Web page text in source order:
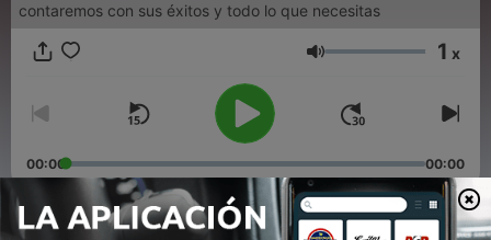
contaremos con sus éxitos y todo lo que necesitas
Volumen 1 x
00:00 00:00